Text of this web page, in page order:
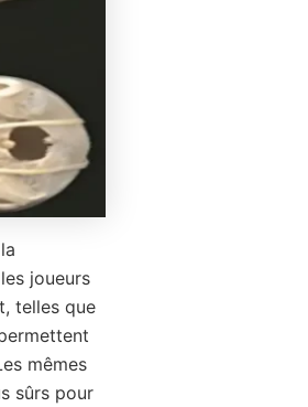
joueurs
telles que
mêmes
sûrs pour